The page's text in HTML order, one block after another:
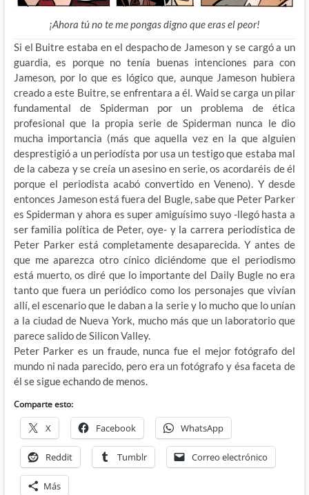
¡Ahora tú no te me pongas digno que eras el peor!
Si el Buitre estaba en el despacho de Jameson y se cargó a un
guardia, es porque no tenía buenas intenciones para con
Jameson, por lo que es lógico que, aunque Jameson hubiera
creado a este Buitre, se enfrentara a él. Waid se carga un pilar
fundamental de Spiderman por un problema de ética
profesional que la propia serie de Spiderman nunca le dio
mucha importancia (más que aquella vez en la que alguien
desprestigió a un periodísta por usa un testigo que estaba mal
de la cabeza y se creía un asesino en serie, os acordaréis de él
porque el periodista acabó convertido en Veneno). Y desde
entonces Jameson está fuera del Bugle, sabe que Peter Parker
es Spiderman y ahora es super amiguísimo suyo -llegó hasta a
ser familia política de Peter, oye- y la carrera periodística de
Peter Parker está completamente desaparecida. Y antes de
que me aparezca otro cínico diciéndome que el periodismo
está muerto, os diré que lo importante del Daily Bugle no era
tanto que fuera un periódico como los personajes que vivían
allí, el escenario que le daban a la serie y lo mucho que lo unían
a la ciudad de Nueva York, mucho más que un laboratorio que
parece salido de Silicon Valley.
Peter Parker es un fraude, nunca fue el mejor fotógrafo del
mundo ni nada parecido, pero era un fotógrafo y ésa faceta de
él se sigue echando de menos.
Comparte esto:
X Facebook WhatsApp
Reddit Tumblr Correo electrónico
Más